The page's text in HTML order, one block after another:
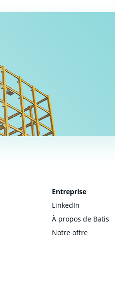
Entreprise
LinkedIn
À propos de Batis
Notre offre